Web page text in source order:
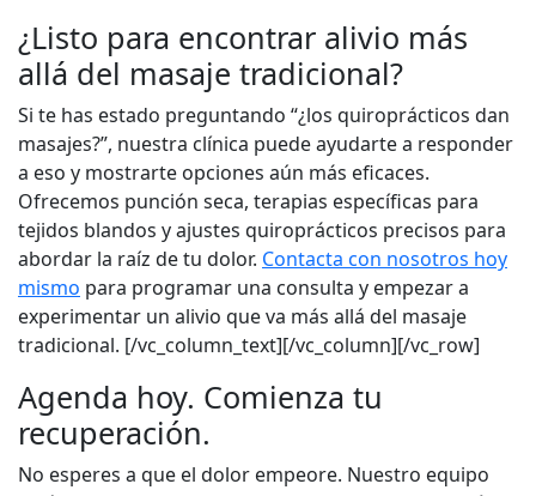
¿Listo para encontrar alivio más
allá del masaje tradicional?
Si te has estado preguntando “¿los quiroprácticos dan
masajes?”, nuestra clínica puede ayudarte a responder
a eso y mostrarte opciones aún más eficaces.
Ofrecemos punción seca, terapias específicas para
tejidos blandos y ajustes quiroprácticos precisos para
abordar la raíz de tu dolor. Contacta con nosotros hoy
mismo para programar una consulta y empezar a
experimentar un alivio que va más allá del masaje
tradicional. [/vc_column_text][/vc_column][/vc_row]
Agenda hoy. Comienza tu
recuperación.
No esperes a que el dolor empeore. Nuestro equipo